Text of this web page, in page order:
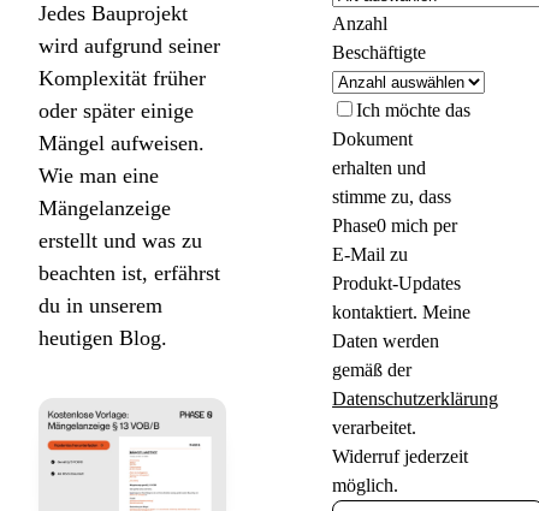
Jedes Bauprojekt
wird aufgrund seiner
Komplexität früher
oder später einige
Mängel aufweisen.
Wie man eine
Mängelanzeige
erstellt und was zu
beachten ist, erfährst
du in unserem
heutigen Blog.
Anzahl
Beschäftigte
Ich möchte das
Dokument
erhalten und
stimme zu, dass
Phase0 mich per
E-Mail zu
Produkt-Updates
kontaktiert. Meine
Daten werden
gemäß der
Datenschutzerklärung
verarbeitet.
Widerruf jederzeit
möglich.